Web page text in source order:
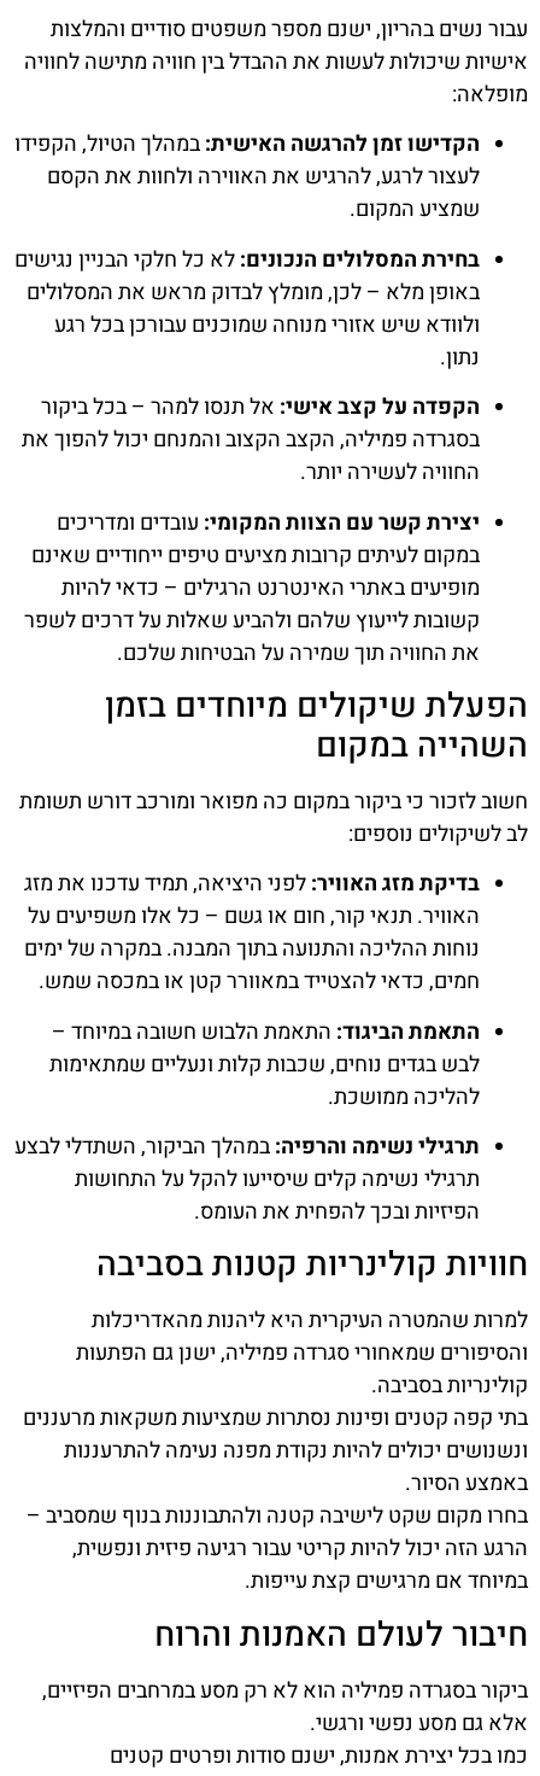
עבור נשים בהריון, ישנם מספר משפטים סודיים והמלצות
אישיות שיכולות לעשות את ההבדל בין חוויה מתישה לחוויה
מופלאה:
הקדישו זמן להרגשה האישית:במהלך הטיול, הקפידו
לעצור לרגע, להרגיש את האווירה ולחוות את הקסם
שמציע המקום.
בחירת המסלולים הנכונים:לא כל חלקי הבניין נגישים
באופן מלא – לכן, מומלץ לבדוק מראש את המסלולים
ולוודא שיש אזורי מנוחה שמוכנים עבורכן בכל רגע
נתון.
הקפדה על קצב אישי: אל תנסו למהר – בכל ביקור
בסגרדה פמיליה, הקצב הקצוב והמנחם יכול להפוך את
החוויה לעשירה יותר.
יצירת קשר עם הצוות המקומי: עובדים ומדריכים
במקום לעיתים קרובות מציעים טיפים ייחודיים שאינם
מופיעים באתרי האינטרנט הרגילים – כדאי להיות
קשובות לייעוץ שלהם ולהביע שאלות על דרכים לשפר
את החוויה תוך שמירה על הבטיחות שלכם.
הפעלת שיקולים מיוחדים בזמן
השהייה במקום
חשוב לזכור כי ביקור במקום כה מפואר ומורכב דורש תשומת
לב לשיקולים נוספים:
בדיקת מזג האוויר:לפני היציאה, תמיד עדכנו את מזג
האוויר. תנאי קור, חום או גשם – כל אלו משפיעים על
נוחות ההליכה והתנועה בתוך המבנה. במקרה של ימים
חמים, כדאי להצטייד במאוורר קטן או במכסה שמש.
התאמת הביגוד: התאמת הלבוש חשובה במיוחד –
לבש בגדים נוחים, שכבות קלות ונעליים שמתאימות
להליכה ממושכת.
תרגילי נשימה והרפיה:במהלך הביקור, השתדלי לבצע
תרגילי נשימה קלים שיסייעו להקל על התחושות
הפיזיות ובכך להפחית את העומס.
חוויות קולינריות קטנות בסביבה
למרות שהמטרה העיקרית היא ליהנות מהאדריכלות
והסיפורים שמאחורי סגרדה פמיליה, ישנן גם הפתעות
קולינריות בסביבה.
בתי קפה קטנים ופינות נסתרות שמציעות משקאות מרעננים
ונשנושים יכולים להיות נקודת מפנה נעימה להתרעננות
באמצע הסיור.
בחרו מקום שקט לישיבה קטנה ולהתבוננות בנוף שמסביב –
הרגע הזה יכול להיות קריטי עבור רגיעה פיזית ונפשית,
במיוחד אם מרגישים קצת עייפות.
חיבור לעולם האמנות והרוח
ביקור בסגרדה פמיליה הוא לא רק מסע במרחבים הפיזיים,
אלא גם מסע נפשי ורגשי.
כמו בכל יצירת אמנות, ישנם סודות ופרטים קטנים